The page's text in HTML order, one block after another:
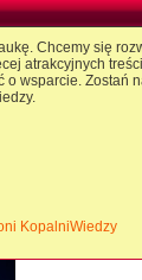
Chcemy się
atrakcyjnych
wsparcie. Zostań
KopalniWiedzy